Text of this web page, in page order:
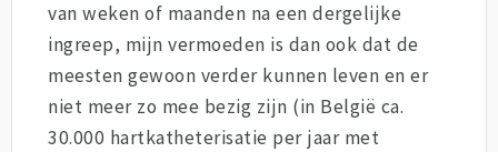
van weken of maanden na een dergelijke
ingreep, mijn vermoeden is dan ook dat de
meesten gewoon verder kunnen leven en er
niet meer zo mee bezig zijn (in België ca.
30.000 hartkatheterisatie per jaar met